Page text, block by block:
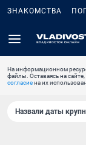
ЗНАКОМСТВА
На информационном
файлы. Оставаясь на
согласиена их
Назвали даты